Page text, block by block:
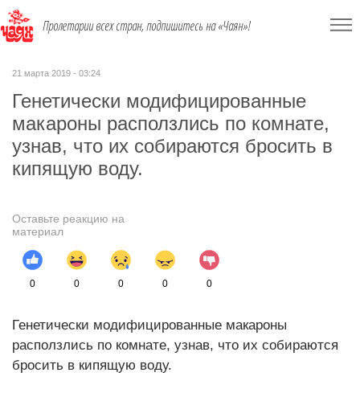
Пролетарии всех стран, подпишитесь на «Чаян»!
21 марта 2019 - 03:24
Генетически модифицированные
макароны расползлись по комнате,
узнав, что их собираются бросить в
кипящую воду.
Оставьте реакцию на
материал
0 0 0 0 0
Генетически модифицированные макароны
расползлись по комнате, узнав, что их собираются
бросить в кипящую воду.